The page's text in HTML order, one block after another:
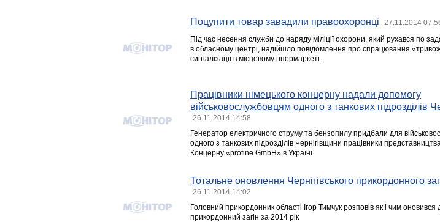
Поцупити товар завадили правоохоронці 27.11.2014
Під час несення служби до наряду міліції охорони, який рухався по
в обласному центрі, надійшло повідомлення про спрацювання
сигналізації в місцевому гіпермаркеті.
Працівники німецького концерну надали допомогу
військовослужбовцям одного з танкових підрозділів
26.11.2014 14:58
Генератор електричного струму та бензопилу придбали для
одного з танкових підрозділів Чернігівщини працівники
Концерну «profine GmbH» в Україні.
Тотальне оновлення Чернігівського прикордонного
26.11.2014 14:02
Головний прикордонник області Ігор Тимчук розповів як і чим
прикордонний загін за 2014 рік